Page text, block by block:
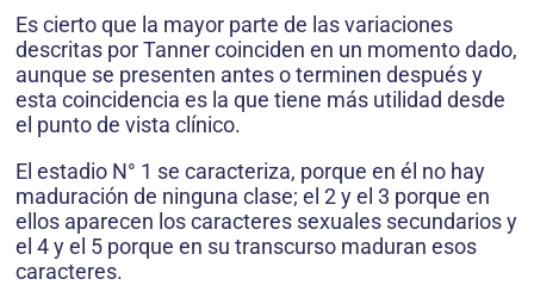
Es cierto que la mayor parte de las variaciones
descritas por Tanner coinciden en un momento dado,
aunque se presenten antes o terminen después y
esta coincidencia es la que tiene más utilidad desde
el punto de vista clínico.
El estadio N° 1 se caracteriza, porque en él no hay
maduración de ninguna clase; el 2 y el 3 porque en
ellos aparecen los caracteres sexuales secundarios y
el 4 y el 5 porque en su transcurso maduran esos
caracteres.